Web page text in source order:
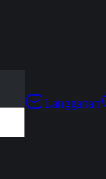
Langganan